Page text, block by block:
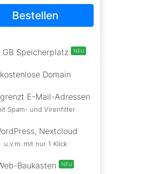
Bestellen
Speicherplatz NEU
kostenlose Domain
E-Mail-Adressen
Spam- und Virenfilter
Nextcloud
u.v.m. mit nur 1 Klick
Baukasten NEU